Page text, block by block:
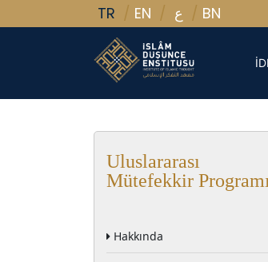
TR EN ع BN
Uluslararası
Mütefekkir Programı
Hakkında